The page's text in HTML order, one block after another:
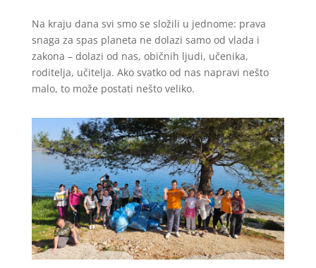
Na kraju dana svi smo se složili u jednome: prava
snaga za spas planeta ne dolazi samo od vlada i
zakona – dolazi od nas, običnih ljudi, učenika,
roditelja, učitelja. Ako svatko od nas napravi nešto
malo, to može postati nešto veliko.